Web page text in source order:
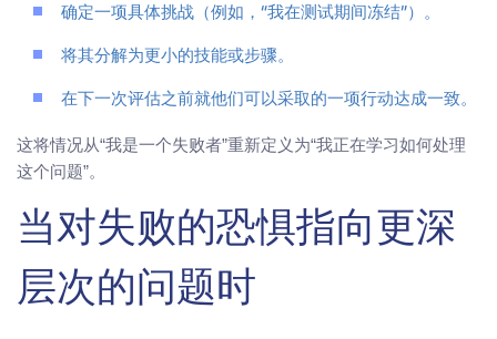
确定一项具体挑战（例如，“我在测试期间冻结”）。
将其分解为更小的技能或步骤。
在下一次评估之前就他们可以采取的一项行动达成一致。
这将情况从“我是一个失败者”重新定义为“我正在学习如何处理
这个问题”。
当对失败的恐惧指向更深
层次的问题时